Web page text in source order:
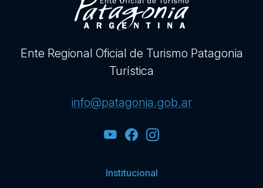
Ente Regional Oficial de Turismo Patagonia
Turística
info@patagonia.gob.ar
Institucional